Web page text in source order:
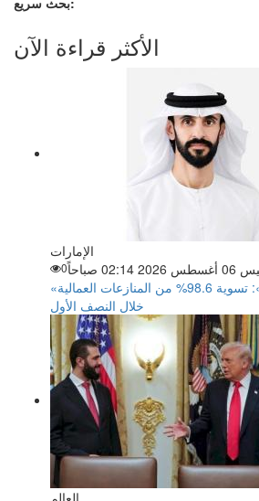
الأكثر قراءة الآن
الإمارات
02:14 صباحاً
0
«الموارد البشرية والتوطين»: تسوية 98.6% من المنازعات العمالية
خلال النصف الأول